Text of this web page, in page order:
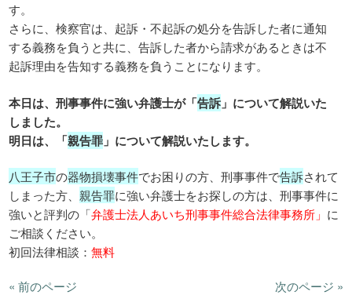
す。
さらに、検察官は、起訴・不起訴の処分を告訴した者に通知
する義務を負うと共に、告訴した者から請求があるときは不
起訴理由を告知する義務を負うことになります。
本日は、刑事事件に強い弁護士が「告訴 」について解説いた
しました。
明日は、「親告罪 」について解説いたします。
八王子市の器物損壊事件でお困りの方、刑事事件で告訴されて
しまった方、 親告罪に強い弁護士をお探しの方は、刑事事件に
強いと評判の「弁護士法人あいち刑事事件総合法律事務所」 に
ご相談ください。
初回法律相談：無料
« 前のページ 次のページ »